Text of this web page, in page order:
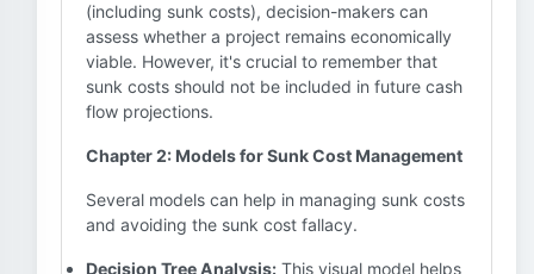
(including sunk costs), decision-makers can
assess whether a project remains economically
viable. However, it's crucial to remember that
sunk costs should not be included in future cash
flow projections.
Chapter 2: Models for Sunk Cost Management
Several models can help in managing sunk costs
and avoiding the sunk cost fallacy.
Decision Tree Analysis: This visual model helps